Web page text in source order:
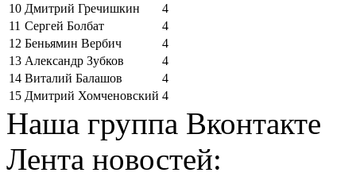
10 Дмитрий Гречишкин
4
11 Сергей Болбат
4
12 Беньямин Вербич
4
13 Александр Зубков
4
14 Виталий Балашов
4
15 Дмитрий Хомченовский 4
Наша группа Вконтакте
Лента новостей: